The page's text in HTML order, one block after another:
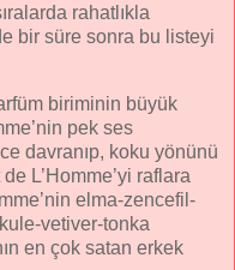
rahatlıkla
bir süre sonra bu listeyi
biriminin büyük
pek ses
davranıp, koku yönünü
L’Homme’yi raflara
elma-zencefil-
vetiver-tonka
en çok satan erkek